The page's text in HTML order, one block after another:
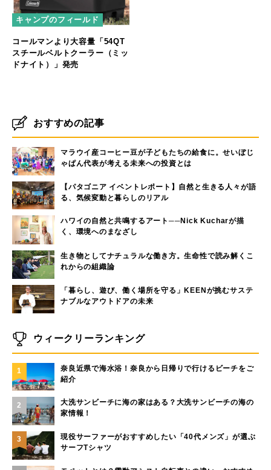
キャンプのフィールド
コールマンより大容量「54QT
スチールベルトクーラー（ミッ
ドナイト）」発売
おすすめの記事
マラウイ産コーヒー豆が子どもたちの給食に。せいぼじ
ゃぱん代表が考える未来への投資とは
【パタゴニア イベントレポート】自然と生きる人々が語
る、気候変動と暮らしのリアル
ハワイの自然と共鳴するアート──Nick Kucharが描
く、環境へのまなざし
生き物としてナチュラルな働き方。生命性で読み解くこ
れからの組織論
「暮らし、遊び、働く場所を守る」KEENが挑むサステ
ナブルなアウトドアの未来
ウィークリーランキング
1
奈良近県で海水浴！奈良から日帰りで行けるビーチをご
紹介
2
大洗サンビーチに海の家はある？大洗サンビーチの海の
家情報！
3
現役サーファーがおすすめしたい「40代メンズ」が選ぶ
サーフTシャツ